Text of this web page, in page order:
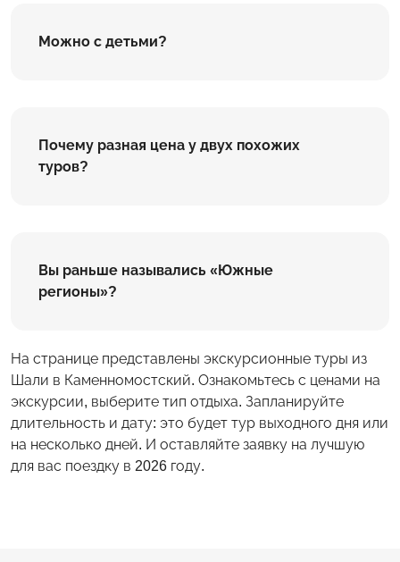
Можно с детьми?
Почему разная цена у двух похожих
туров?
Вы раньше назывались «Южные
регионы»?
На странице представлены экскурсионные туры из
Шали в Каменномостский. Ознакомьтесь с ценами на
экскурсии, выберите тип отдыха. Запланируйте
длительность и дату: это будет тур выходного дня или
на несколько дней. И оставляйте заявку на лучшую
для вас поездку в 2026 году.